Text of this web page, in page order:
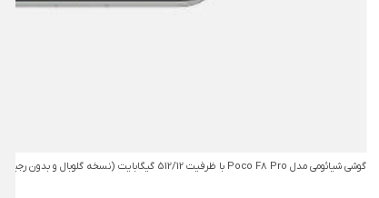
گوشی شیائومی مدل Poco F8 Pro با ظرفیت 512/12 گیگابایت (نسخه گلوبال و بدون رجیستری)